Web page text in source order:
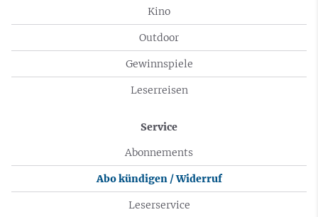
Kino
Outdoor
Gewinnspiele
Leserreisen
Service
Abonnements
Abo kündigen / Widerruf
Leserservice